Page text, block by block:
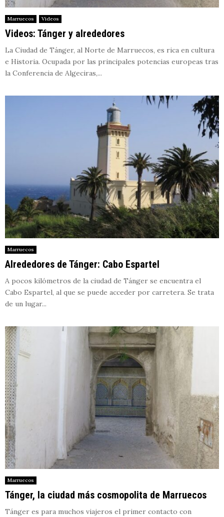
Marruecos Videos
Videos: Tánger y alrededores
La Ciudad de Tánger, al Norte de Marruecos, es rica en cultura
e Historia. Ocupada por las principales potencias europeas tras
la Conferencia de Algeciras,...
Marruecos
Alrededores de Tánger: Cabo Espartel
A pocos kilómetros de la ciudad de Tánger se encuentra el
Cabo Espartel, al que se puede acceder por carretera. Se trata
de un lugar...
Marruecos
Tánger, la ciudad más cosmopolita de Marruecos
Tánger es para muchos viajeros el primer contacto con